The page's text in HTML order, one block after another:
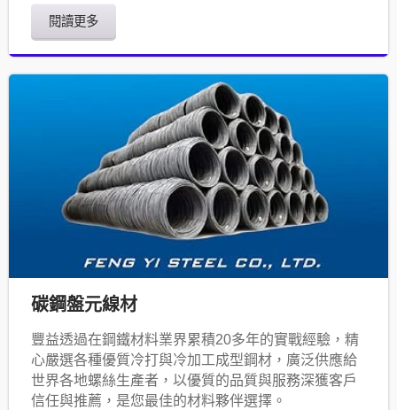
閱讀更多
碳鋼盤元線材
豐益透過在鋼鐵材料業界累積20多年的實戰經驗，精
心嚴選各種優質冷打與冷加工成型鋼材，廣泛供應給
世界各地螺絲生產者，以優質的品質與服務深獲客戶
信任與推薦，是您最佳的材料夥伴選擇。